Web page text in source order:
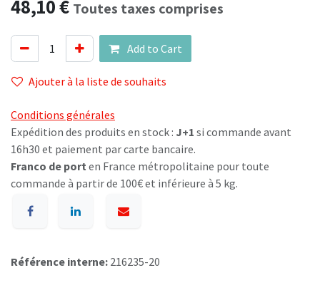
48,10€ Toutes taxes comprises
Add to Cart
Ajouter à la liste de souhaits
Conditions générales
Expédition des produits en stock : J+1 si commande avant
16h30 et paiement par carte bancaire.
Franco de port en France métropolitaine pour toute
commande à partir de 100€ et inférieure à 5 kg.
Référence interne: 216235-20